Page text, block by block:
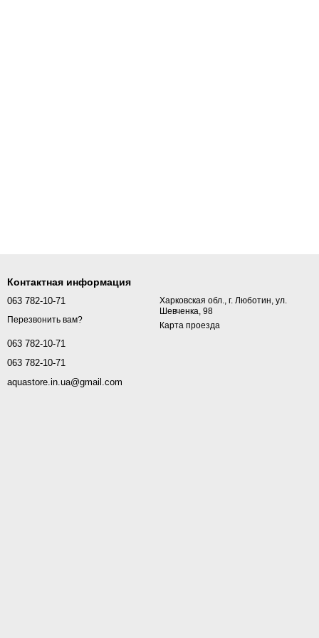
Контактная информация
063 782-10-71
Перезвонить вам?
063 782-10-71
063 782-10-71
aquastore.in.ua@gmail.com
Харковская обл., г. Люботин, ул.
Шевченка, 98
Карта проезда